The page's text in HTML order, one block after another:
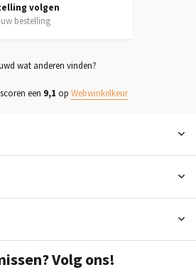
volgen
bestelling
wat anderen vinden?
een 9,1 op Webwinkelkeur
Volg ons!